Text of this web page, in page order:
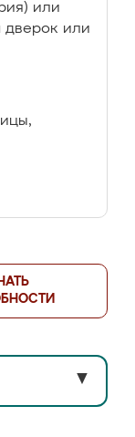
или
дверок или
▼